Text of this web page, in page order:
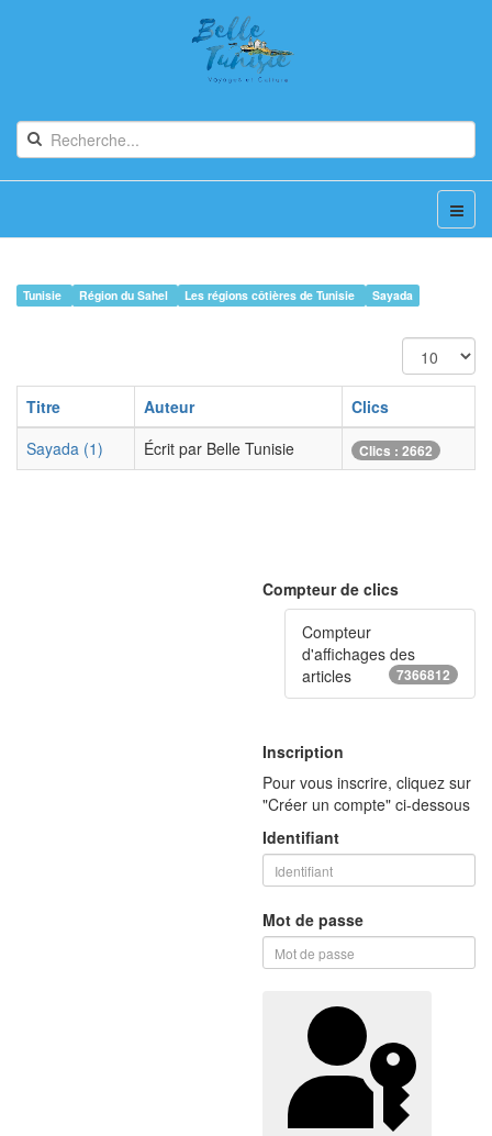
Tunisie Région du Sahel Les régions côtières de Tunisie Sayada
Affichage
#
Titre
Auteur
Clics
Sayada (1)
Écrit par Belle Tunisie Clics : 2662
Compteur de clics
Compteur
d'affichages des
articles
7366812
Inscription
Pour vous inscrire, cliquez sur
"Créer un compte" ci-dessous
Identifiant
Mot de passe